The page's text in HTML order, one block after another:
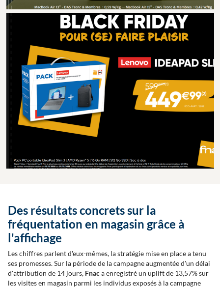
Des résultats concrets sur la
fréquentation en magasin grâce à
l'affichage
Les chiffres parlent d'eux-mêmes, la stratégie mise en place a tenu
ses promesses. Sur la période de la campagne augmentée d'un délai
d'attribution de 14 jours, Fnaca enregistré un uplift de 13,57% sur
les visites en magasin parmi les individus exposés à la campagne